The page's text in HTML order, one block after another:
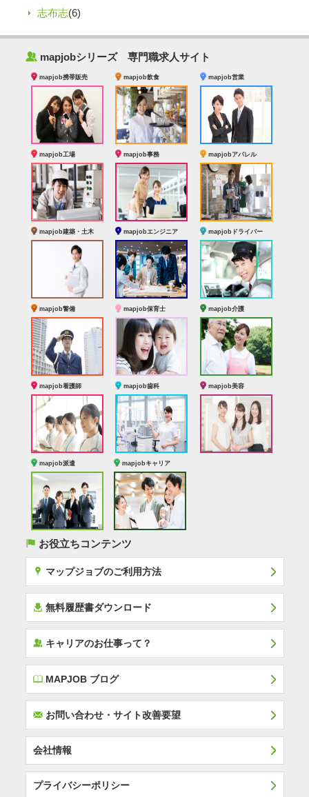
志布志(6)
‰ mapjobシリーズ 専門職求人サイト
mapjob携帯販売 mapjob飲食 mapjob営業
mapjob工場 mapjob事務 mapjobアパレル
mapjob建築・土木 mapjobエンジニア mapjobドライバー
mapjob警備 mapjob保育士 mapjob介護
mapjob看護師 mapjob歯科 mapjob美容
mapjob派遣 mapjobキャリア
( お役立ちコンテンツ
x マップジョブのご利用方法
í 無料履歴書ダウンロード
‰キャリアのお仕事って？
EMAPJOB ブログ
Fお問い合わせ・サイト改善要望
会社情報
プライバシーポリシー